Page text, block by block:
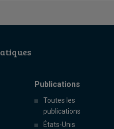
Publications
Toutes les
publications
États-Unis